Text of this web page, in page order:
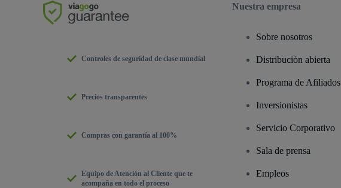
Controles de seguridad de clase mundial
Precios transparentes
Compras con garantía al 100%
Equipo de Atención al Cliente que te
acompaña en todo el proceso
Nuestra empresa
Sobre nosotros
Distribución abierta
Programa de Afiliados
Inversionistas
Servicio Corporativo
Sala de prensa
Empleos